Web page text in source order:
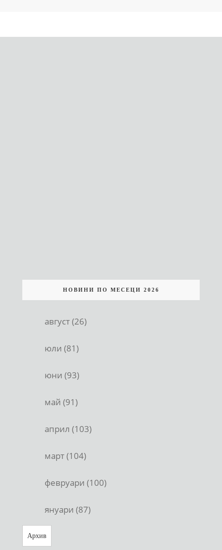
НОВИНИ ПО МЕСЕЦИ 2026
август (26)
юли (81)
юни (93)
май (91)
април (103)
март (104)
февруари (100)
януари (87)
Архив